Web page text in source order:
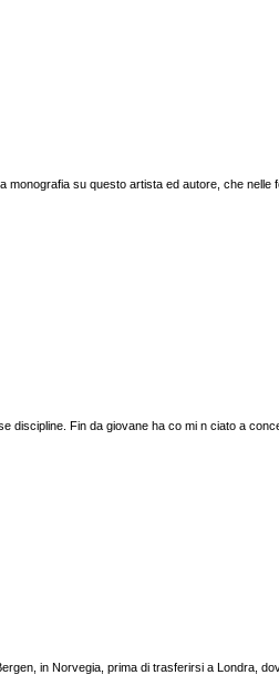
su questo artista ed autore, che nelle
Fin da giovane ha co mi n ciato a
in Norvegia, prima di trasferirsi a Londra,